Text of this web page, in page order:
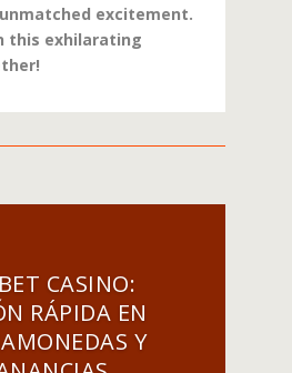
excitement.
this exhilarating
CASINO:
RÁPIDA EN
Y